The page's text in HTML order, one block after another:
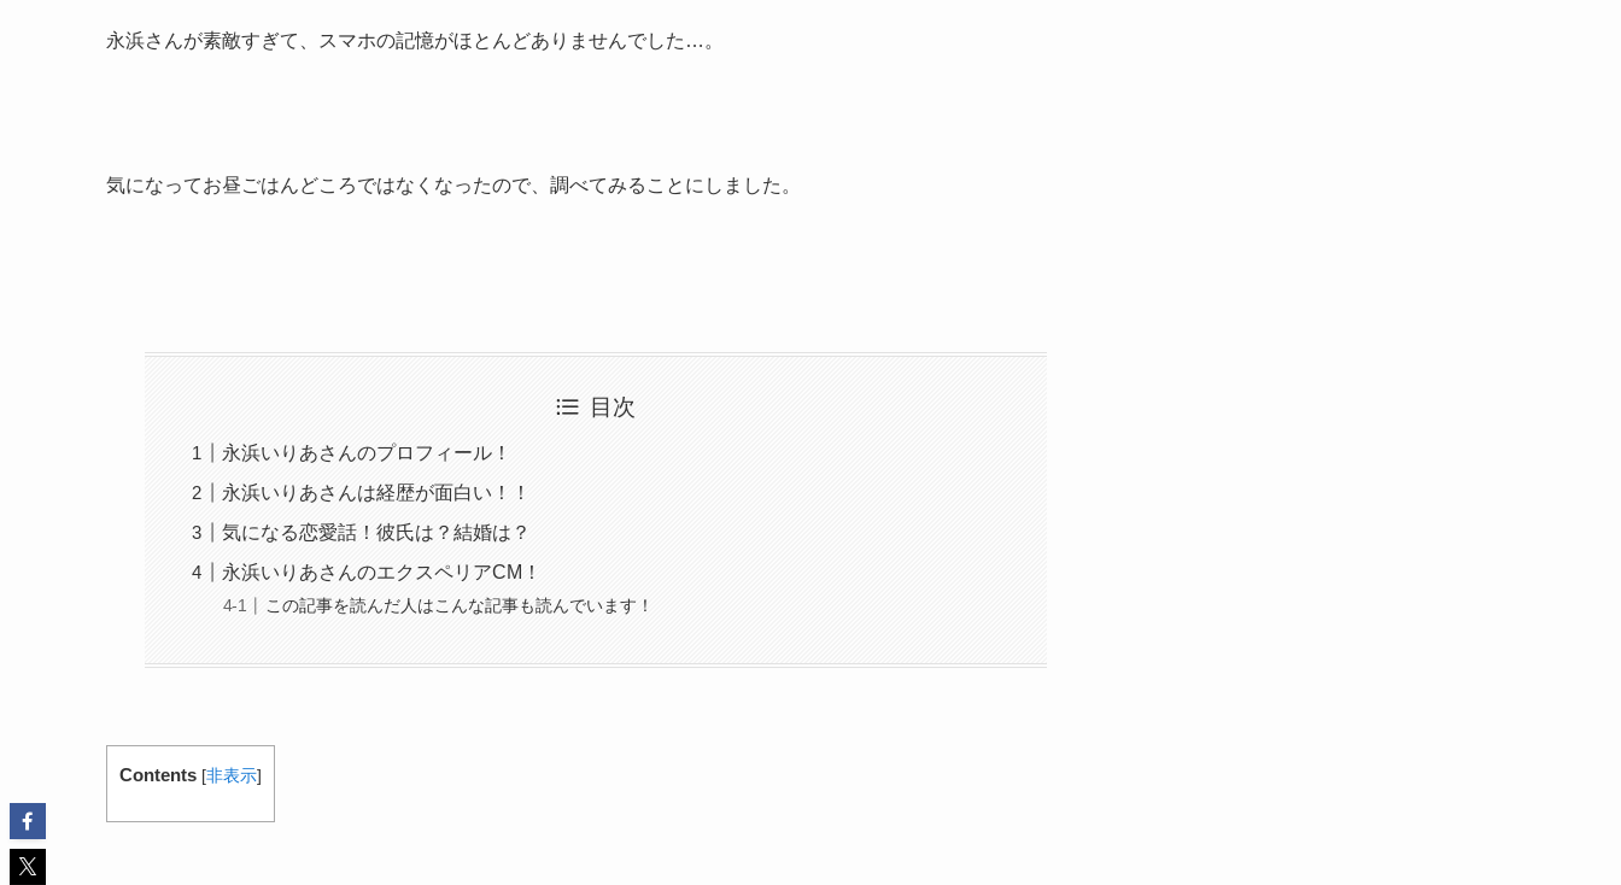
永浜さんが素敵すぎて、スマホの記憶がほとんどありませんでした…。
気になってお昼ごはんどころではなくなったので、調べてみることにしました。
目次
永浜いりあさんのプロフィール！
永浜いりあさんは経歴が面白い！！
気になる恋愛話！彼氏は？結婚は？
永浜いりあさんのエクスペリアCM！
この記事を読んだ人はこんな記事も読んでいます！
Contents [非表示]